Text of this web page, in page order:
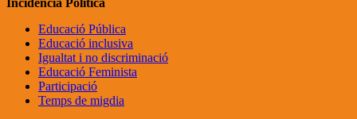
Incidència Política
Educació Pública
Educació inclusiva
Igualtat i no discriminació
Educació Feminista
Participació
Temps de migdia